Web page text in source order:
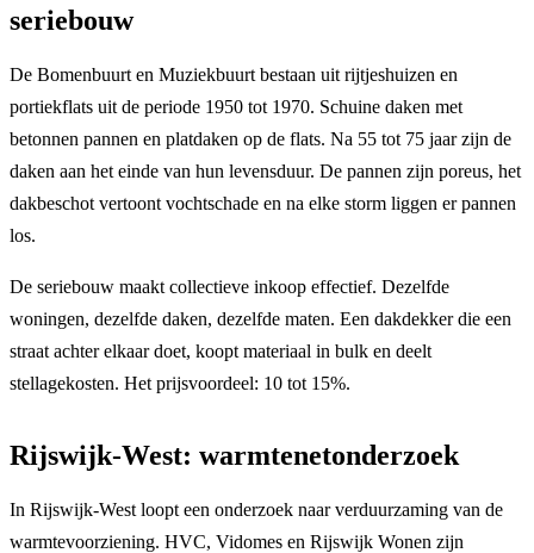
seriebouw
De Bomenbuurt en Muziekbuurt bestaan uit rijtjeshuizen en
portiekflats uit de periode 1950 tot 1970. Schuine daken met
betonnen pannen en platdaken op de flats. Na 55 tot 75 jaar zijn de
daken aan het einde van hun levensduur. De pannen zijn poreus, het
dakbeschot vertoont vochtschade en na elke storm liggen er pannen
los.
De seriebouw maakt collectieve inkoop effectief. Dezelfde
woningen, dezelfde daken, dezelfde maten. Een dakdekker die een
straat achter elkaar doet, koopt materiaal in bulk en deelt
stellagekosten. Het prijsvoordeel: 10 tot 15%.
Rijswijk-West: warmtenetonderzoek
In Rijswijk-West loopt een onderzoek naar verduurzaming van de
warmtevoorziening. HVC, Vidomes en Rijswijk Wonen zijn